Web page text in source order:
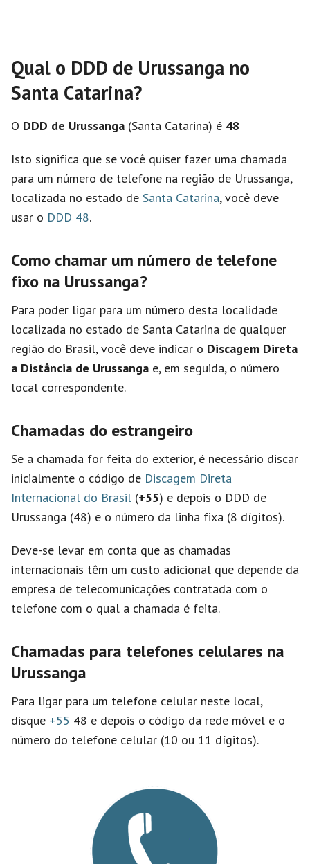
Qual o DDD de Urussanga no
Santa Catarina?
O DDD de Urussanga (Santa Catarina) é 48
Isto significa que se você quiser fazer uma chamada
para um número de telefone na região de Urussanga,
localizada no estado de Santa Catarina, você deve
usar o DDD 48.
Como chamar um número de telefone
fixo na Urussanga?
Para poder ligar para um número desta localidade
localizada no estado de Santa Catarina de qualquer
região do Brasil, você deve indicar o Discagem Direta
a Distância de Urussanga e, em seguida, o número
local correspondente.
Chamadas do estrangeiro
Se a chamada for feita do exterior, é necessário discar
inicialmente o código de Discagem Direta
Internacional do Brasil (+55) e depois o DDD de
Urussanga (48) e o número da linha fixa (8 dígitos).
Deve-se levar em conta que as chamadas
internacionais têm um custo adicional que depende da
empresa de telecomunicações contratada com o
telefone com o qual a chamada é feita.
Chamadas para telefones celulares na
Urussanga
Para ligar para um telefone celular neste local,
disque +55 48 e depois o código da rede móvel e o
número do telefone celular (10 ou 11 dígitos).